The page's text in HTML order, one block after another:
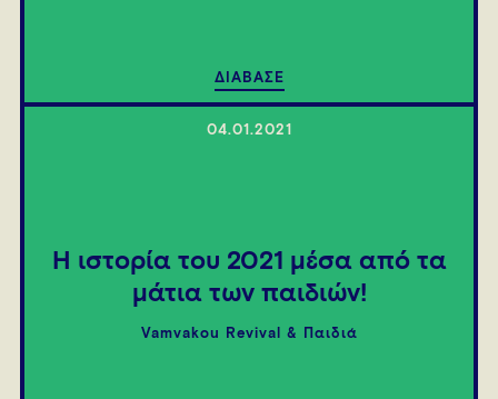
ΔΙΑΒΑΣΕ
04.01.2021
Η ιστορία του 2021 μέσα από τα
μάτια των παιδιών!
Vamvakou Revival & Παιδιά